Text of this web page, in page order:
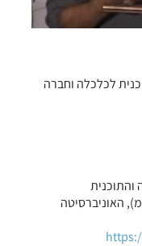
לכלכלה וחברה
האוניברסיטה